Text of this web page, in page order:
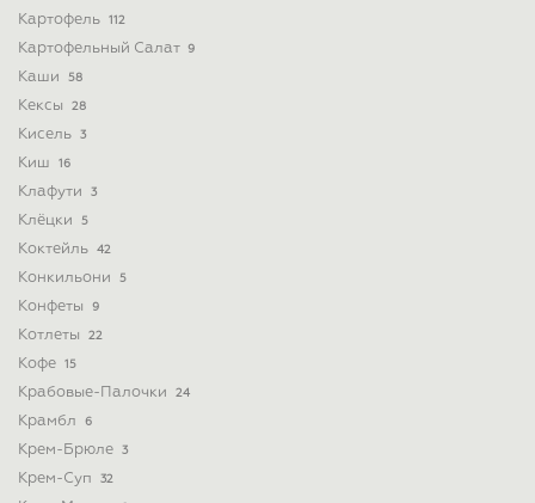
Картофель 112
Картофельный Салат 9
Каши 58
Кексы 28
Кисель 3
Киш 16
Клафути 3
Клёцки 5
Коктейль 42
Конкильони 5
Конфеты 9
Котлеты 22
Кофе 15
Крабовые-Палочки 24
Крамбл 6
Крем-Брюле 3
Крем-Суп 32